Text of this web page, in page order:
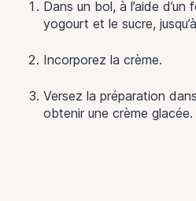
Dans un bol, à l’aide d’un
yogourt et le sucre,
Incorporez la crème.
Versez la préparation
obtenir une crème glacée.